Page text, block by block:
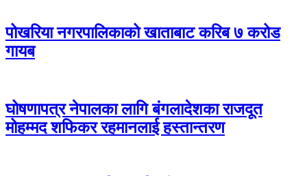
पोखरिया नगरपालिकाको खाताबाट करिब ७ करोड
गायब
घोषणापत्र नेपालका लागि बंगलादेशका राजदूत
मोहम्मद शफिकर रहमानलाई हस्तान्तरण